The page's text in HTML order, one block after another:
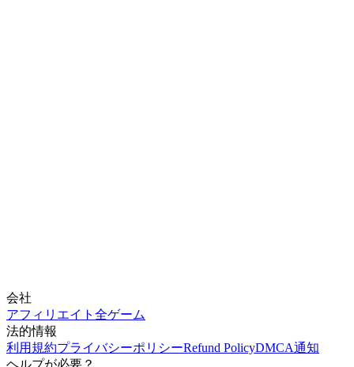
会社
アフィリエイト 全ゲーム
法的情報
利用規約プライバシーポリシーRefund PolicyDMCA通知